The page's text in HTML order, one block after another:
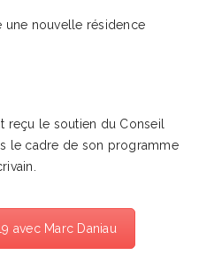
une nouvelle résidence
reçu le soutien du Conseil
le cadre de son programme
avec Marc Daniau